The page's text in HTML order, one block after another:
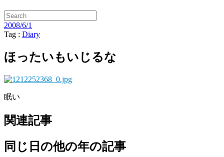
2008/6/1
Tag : Diary
ほったいもいじるな
眠い
関連記事
同じ日の他の年の記事